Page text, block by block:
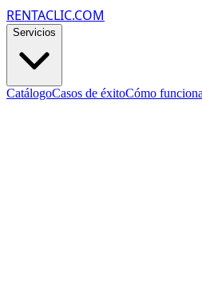
RENTACLIC.COM
Servicios
CatálogoCasos de éxitoCómo funciona